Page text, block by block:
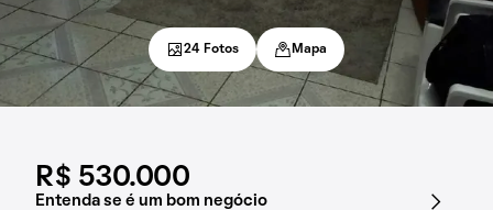
R$ 530.000
Entenda se é um bom negócio
24 Fotos Mapa